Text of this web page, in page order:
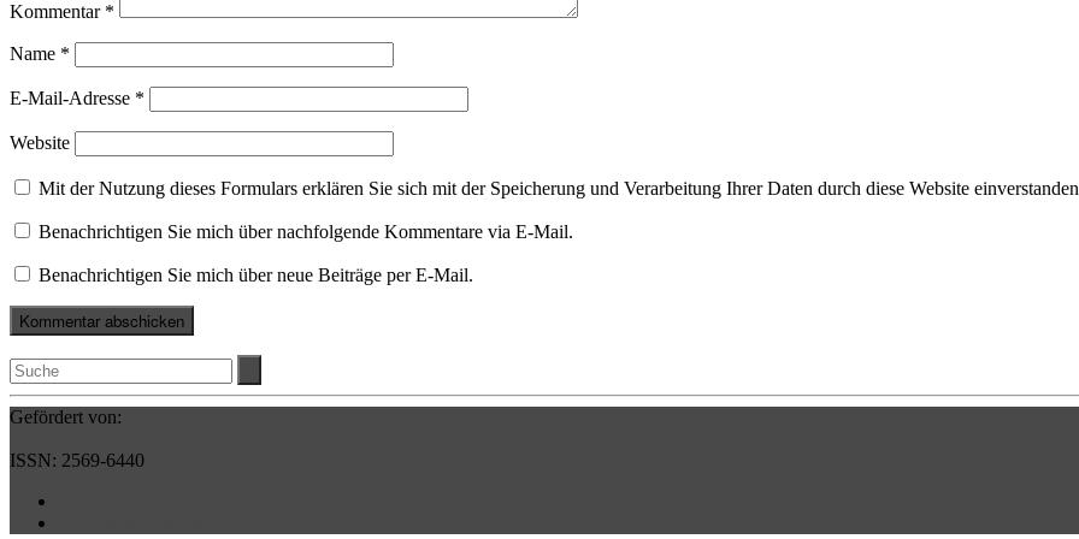
Kommentar *
Name *
E-Mail-Adresse *
Website
Mit der Nutzung dieses Formulars erklären Sie sich mit der Speicherung und Verarbeitung Ihrer Daten durch diese Website
Benachrichtigen Sie mich über nachfolgende Kommentare via E-Mail.
Benachrichtigen Sie mich über neue Beiträge per E-Mail.
Gefördert von:
ISSN: 2569-6440